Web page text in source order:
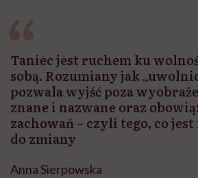
Taniec jest ruchem ku
sobą. Rozumiany jak
pozwala wyjść poza
znane i nazwane oraz
zachowań – czyli tego, co
do zmiany
Anna Sierpowska